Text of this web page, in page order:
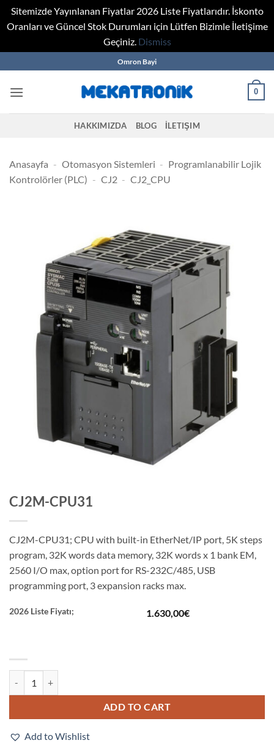
Sitemizde Yayınlanan Fiyatlar 2026 Liste Fiyatlarıdır. İskonto
Oranları ve Güncel Stok Durumları için Lütfen Bizimle İletişime
Geçiniz. Dismiss
to
content
Omron Bayi
0
HAKKIMIZDA BLOG İLETIŞIM
Anasayfa - Otomasyon Sistemleri - Programlanabilir Lojik
Kontrolörler (PLC) - CJ2 - CJ2_CPU
CJ2M-CPU31
CJ2M-CPU31; CPU with built-in EtherNet/IP port, 5K steps
program, 32K words data memory, 32K words x 1 bank EM,
2560 I/O max, option port for RS-232C/485, USB
programming port, 3 expansion racks max.
2026 Liste Fiyatı; 1.630,00€
ADD TO CART
Add to Wishlist